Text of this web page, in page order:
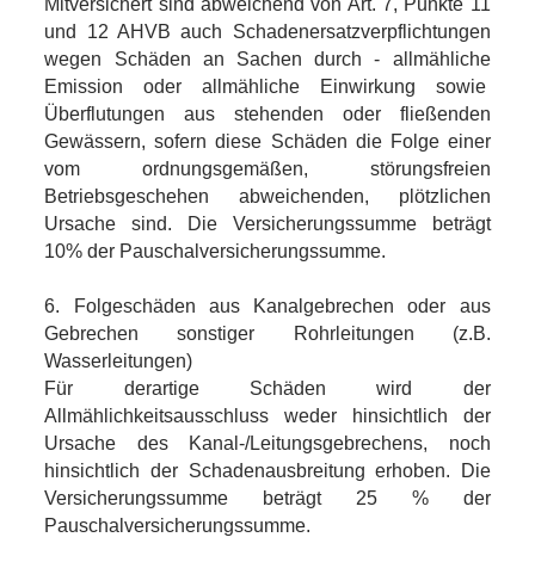
Mitversichert sind abweichend von Art. 7, Punkte 11
und 12 AHVB auch Schadenersatzverpflichtungen
wegen Schäden an Sachen durch - allmähliche
Emission oder allmähliche Einwirkung sowie
Überflutungen aus stehenden oder fließenden
Gewässern, sofern diese Schäden die Folge einer
vom ordnungsgemäßen, störungsfreien
Betriebsgeschehen abweichenden, plötzlichen
Ursache sind. Die Versicherungssumme beträgt
10% der Pauschalversicherungssumme.
6. Folgeschäden aus Kanalgebrechen oder aus
Gebrechen sonstiger Rohrleitungen (z.B.
Wasserleitungen)
Für derartige Schäden wird der
Allmählichkeitsausschluss weder hinsichtlich der
Ursache des Kanal-/Leitungsgebrechens, noch
hinsichtlich der Schadenausbreitung erhoben. Die
Versicherungssumme beträgt 25 % der
Pauschalversicherungssumme.